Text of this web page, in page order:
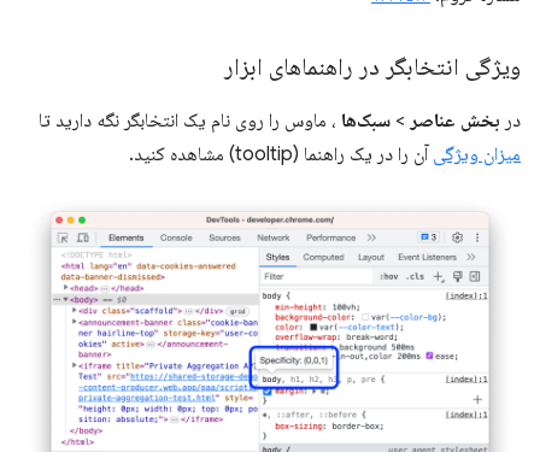
ویژگی انتخابگر در راهنماهای ابزار
در بخش عناصر > سبک‌ها ، ماوس را روی نام یک انتخابگر نگه دارید تا
میزان ویژگی آن را در یک راهنما (tooltip) مشاهده کنید.